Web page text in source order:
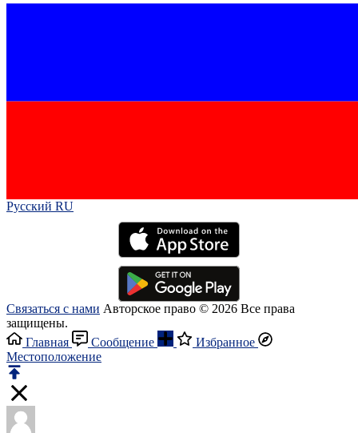
Русский RU‎
Связаться с нами Авторское право © 2026 Все права
защищены.
Главная
Сообщение
Избранное
Местоположение